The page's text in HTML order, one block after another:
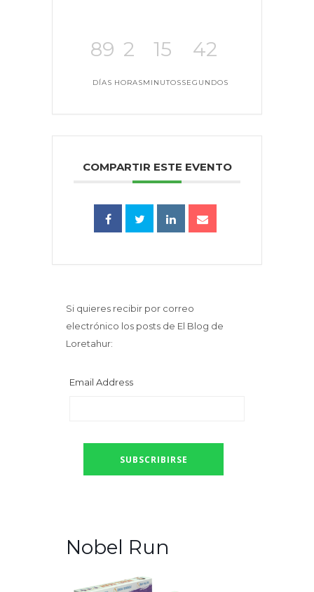
89
DÍAS
2
HORAS
15
MINUTOS
41
SEGUNDOS
COMPARTIR ESTE EVENTO
Si quieres recibir por correo
electrónico los posts de El Blog de
Loretahur:
Email Address
Nobel Run